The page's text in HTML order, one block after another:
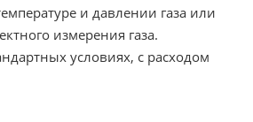
и давлении газа или
измерения газа.
условиях, с расходом